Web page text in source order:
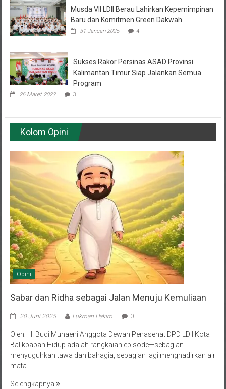
Musda VII LDII Berau Lahirkan Kepemimpinan
Baru dan Komitmen Green Dakwah
31 Januari 2025 4
Sukses Rakor Persinas ASAD Provinsi
Kalimantan Timur Siap Jalankan Semua
Program
26 Maret 2023 3
Kolom Opini
Opini
Sabar dan Ridha sebagai Jalan Menuju Kemuliaan
20 Juni 2025 Lukman Hakim 0
Oleh: H. Budi Muhaeni Anggota Dewan Penasehat DPD LDII Kota
Balikpapan Hidup adalah rangkaian episode—sebagian
menyuguhkan tawa dan bahagia, sebagian lagi menghadirkan air
mata
Selengkapnya